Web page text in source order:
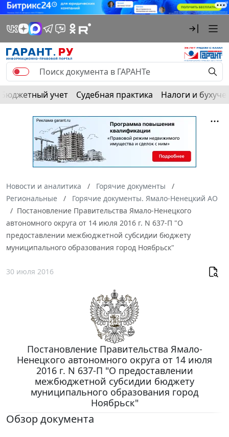
Бюджетный учет Судебная практика Налоги и
Новости и аналитика
Горячие документы
Региональные
Горячие документы. Ямало-Ненецкий АО
Постановление Правительства Ямало-Ненецкого
автономного округа от 14 июля 2016 г. N 637-П "О
предоставлении межбюджетной субсидии бюджету
муниципального образования город Ноябрьск"
30 июля 2016
Постановление Правительства Ямало-
Ненецкого автономного округа от 14 июля
2016 г. N 637-П "О предоставлении
межбюджетной субсидии бюджету
муниципального образования город
Ноябрьск"
Обзор документа